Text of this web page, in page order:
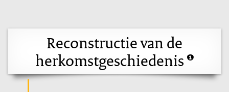
Reconstructie van de
herkomstgeschiedenis